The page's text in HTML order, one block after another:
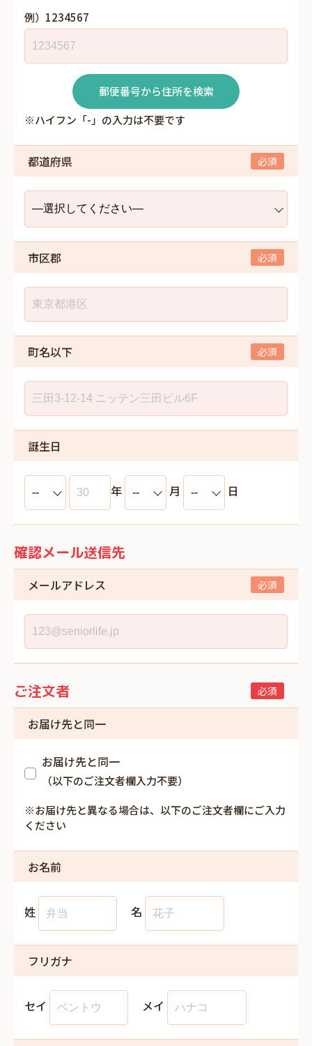
例）1234567
郵便番号から住所を検索
※ハイフン「-」の入力は不要です
都道府県
市区郡
町名以下
誕生日
年 月 日
確認メール送信先
メールアドレス
ご注文者
お届け先と同一
お届け先と同一
（以下のご注文者欄入力不要）
※お届け先と異なる場合は、以下のご注文者欄にご入力
ください
お名前
姓 名
フリガナ
セイ メイ